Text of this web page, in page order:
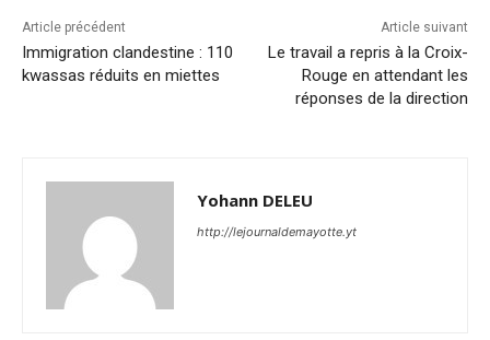
Article précédent
Immigration clandestine : 110
kwassas réduits en miettes
Article suivant
Le travail a repris à la Croix-
Rouge en attendant les
réponses de la direction
Yohann DELEU
http://lejournaldemayotte.yt